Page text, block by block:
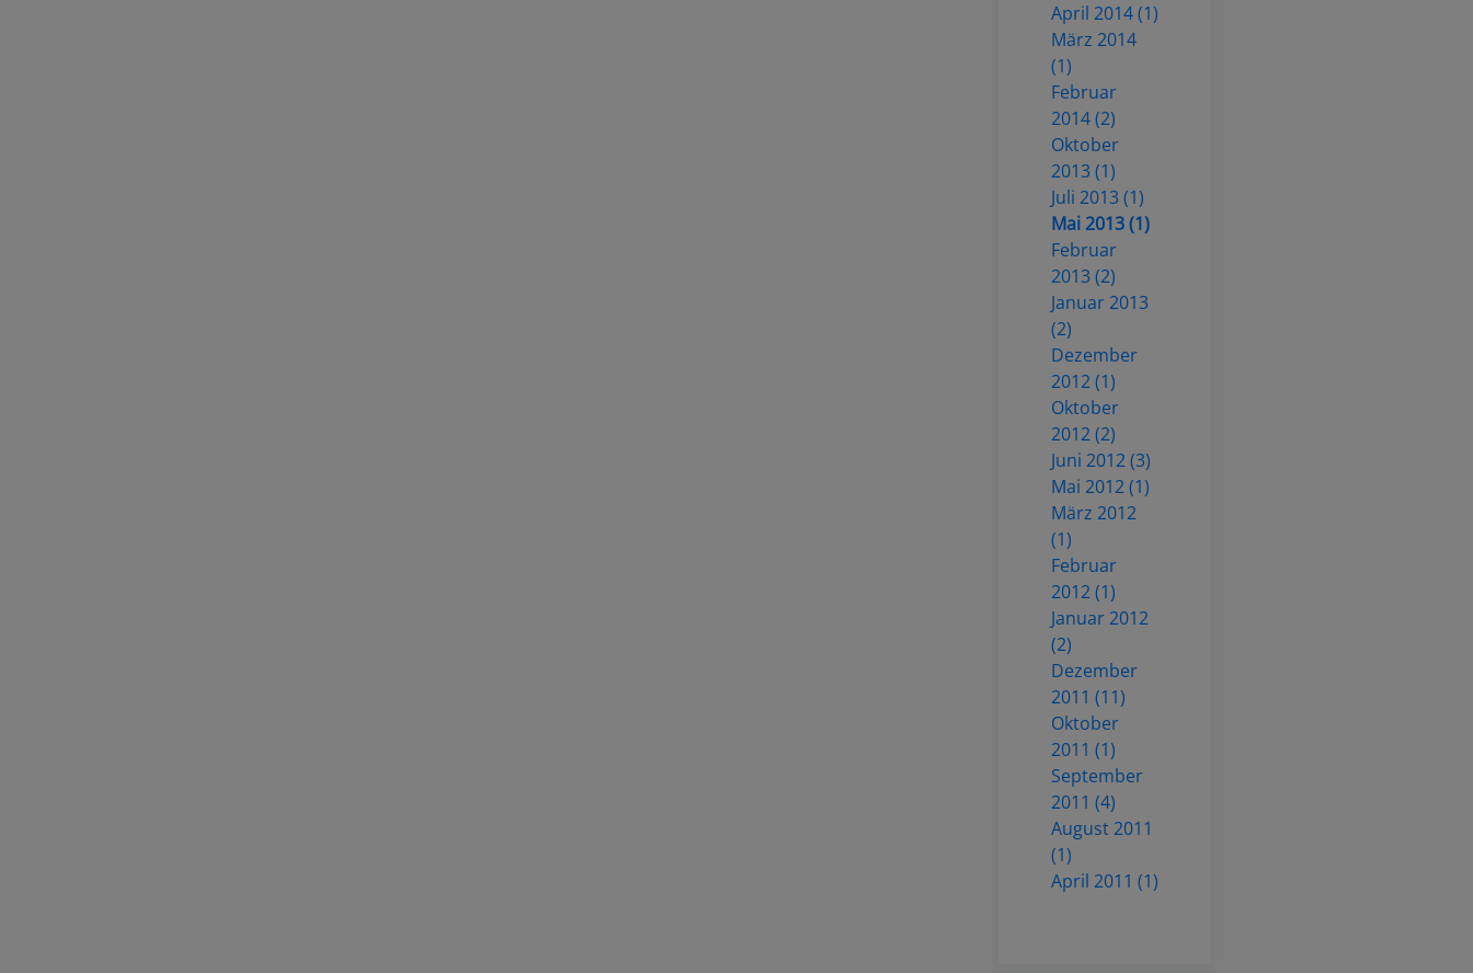
April 2014 (1)
März 2014
(1)
Februar
2014 (2)
Oktober
2013 (1)
Juli 2013 (1)
Mai 2013 (1)
Februar
2013 (2)
Januar 2013
(2)
Dezember
2012 (1)
Oktober
2012 (2)
Juni 2012 (3)
Mai 2012 (1)
März 2012
(1)
Februar
2012 (1)
Januar 2012
(2)
Dezember
2011 (11)
Oktober
2011 (1)
September
2011 (4)
August 2011
(1)
April 2011 (1)